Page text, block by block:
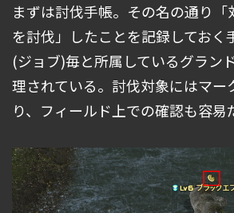
まずは討伐手帳。その名の通り「
を討伐」したことを記録しておく
(ジョブ)毎と所属しているグラン
理されている。討伐対象にはマー
り、フィールド上での確認も容易